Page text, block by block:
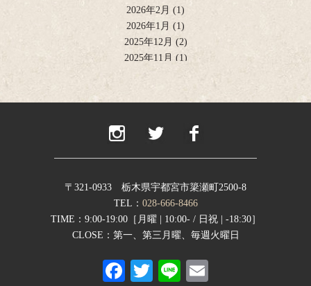
2026年2月 (1)
2026年1月 (1)
2025年12月 (2)
2025年11月 (1)
2025年8月(2)
2025年4月
2024年11月(2)
2024年9月(1)
2024年8月(1)
2024年7月 (1)
2024年5月(1)
2024年4月(1)
〒321-0933 栃木県宇都宮市簗瀬町2500-8
TEL： 028-666-8466
TIME：9:00-19:00［月曜 | 10:00- / 日祝 | -18:30］
CLOSE：第一、第三月曜、毎週火曜日
Fa T
Li